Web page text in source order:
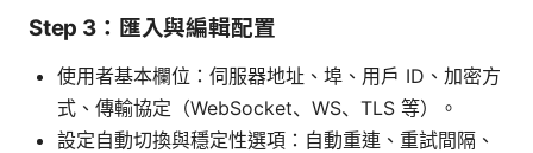
Step 3：匯入與編輯配置
使用者基本欄位：伺服器地址、埠、用戶 ID、加密方
式、傳輸協定（WebSocket、WS、TLS 等）。
設定自動切換與穩定性選項：自動重連、重試間隔、